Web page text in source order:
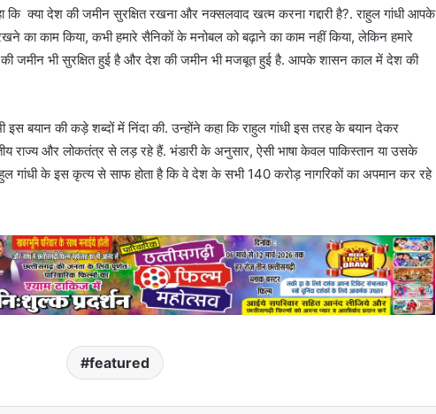
कि क्या देश की जमीन सुरक्षित रखना और नक्सलवाद खत्म करना गद्दारी है?. राहुल गांधी आपके
का काम किया, कभी हमारे सैनिकों के मनोबल को बढ़ाने का काम नहीं किया, लेकिन हमारे
जमीन भी सुरक्षित हुई है और देश की जमीन भी मजबूत हुई है. आपके शासन काल में देश की
इस बयान की कड़े शब्दों में निंदा की. उन्होंने कहा कि राहुल गांधी इस तरह के बयान देकर
राज्य और लोकतंत्र से लड़ रहे हैं. भंडारी के अनुसार, ऐसी भाषा केवल पाकिस्तान या उसके
गांधी के इस कृत्य से साफ होता है कि वे देश के सभी 140 करोड़ नागरिकों का अपमान कर रहे
featured